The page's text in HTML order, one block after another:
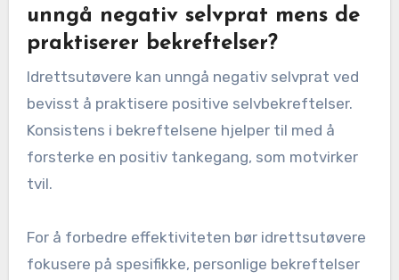
unngå negativ selvprat mens de
praktiserer bekreftelser?
Idrettsutøvere kan unngå negativ selvprat ved
bevisst å praktisere positive selvbekreftelser.
Konsistens i bekreftelsene hjelper til med å
forsterke en positiv tankegang, som motvirker
tvil.
For å forbedre effektiviteten bør idrettsutøvere
fokusere på spesifikke, personlige bekreftelser